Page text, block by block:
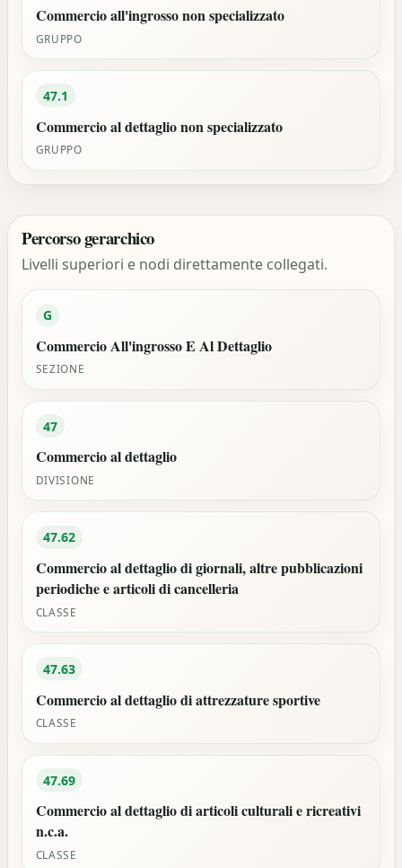
Commercio all'ingrosso non specializzato
GRUPPO
47.1
Commercio al dettaglio non specializzato
GRUPPO
Percorso gerarchico
Livelli superiori e nodi direttamente collegati.
G
Commercio All'ingrosso E Al Dettaglio
SEZIONE
47
Commercio al dettaglio
DIVISIONE
47.62
Commercio al dettaglio di giornali, altre pubblicazioni
periodiche e articoli di cancelleria
CLASSE
47.63
Commercio al dettaglio di attrezzature sportive
CLASSE
47.69
Commercio al dettaglio di articoli culturali e ricreativi
n.c.a.
CLASSE